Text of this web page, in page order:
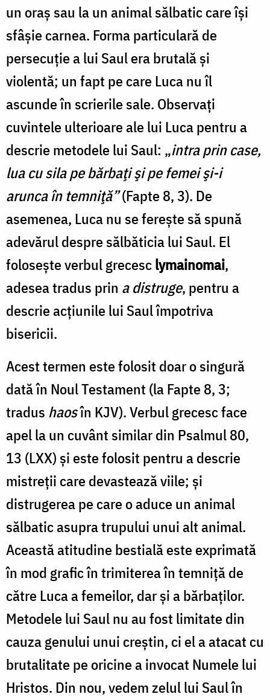
un oraș sau la un animal sălbatic care își
sfâșie carnea. Forma particulară de
persecuție a lui Saul era brutală și
violentă; un fapt pe care Luca nu îl
ascunde în scrierile sale. Observați
cuvintele ulterioare ale lui Luca pentru a
descrie metodele lui Saul: „intra prin case,
lua cu sila pe bărbaţi şi pe femei şi-i
arunca în temniţă”(Fapte 8, 3). De
asemenea, Luca nu se ferește să spună
adevărul despre sălbăticia lui Saul. El
folosește verbul grecesclymainomai,
adesea tradus prin a distruge, pentru a
descrie acțiunile lui Saul împotriva
bisericii.
Acest termen este folosit doar o singură
dată în Noul Testament (la Fapte 8, 3;
tradus haosîn KJV). Verbul grecesc face
apel la un cuvânt similar din Psalmul 80,
13 (LXX) și este folosit pentru a descrie
mistreții care devastează viile; și
distrugerea pe care o aduce un animal
sălbatic asupra trupului unui alt animal.
Această atitudine bestială este exprimată
în mod grafic în trimiterea în temniță de
către Luca a femeilor, dar și a bărbaților.
Metodele lui Saul nu au fost limitate din
cauza genului unui creștin, ci el a atacat cu
brutalitate pe oricine a invocat Numele lui
Hristos. Din nou, vedem zelul lui Saul în